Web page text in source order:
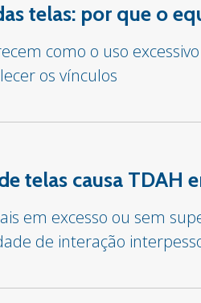
telas: por que o
como o uso
os vínculos
telas causa TDAH
em excesso ou sem
de interação